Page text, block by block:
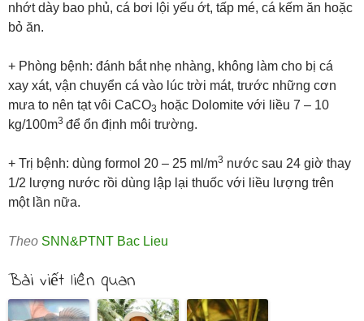
nhớt dày bao phủ, cá bơi lội yếu ớt, tấp mé, cá kếm ăn hoặc
bỏ ăn.
+ Phòng bệnh: đánh bắt nhẹ nhàng, không làm cho bị cá
xay xát, vận chuyển cá vào lúc trời mát, trước những cơn
mưa to nên tạt vôi CaCO3 hoặc Dolomite với liều 7 – 10
kg/100m3 để ổn định môi trường.
+ Trị bệnh: dùng formol 20 – 25 ml/m3 nước sau 24 giờ thay
1/2 lượng nước rồi dùng lập lại thuốc với liều lượng trên
một lần nữa.
Theo SNN&PTNT Bac Lieu
Bài viết liên quan